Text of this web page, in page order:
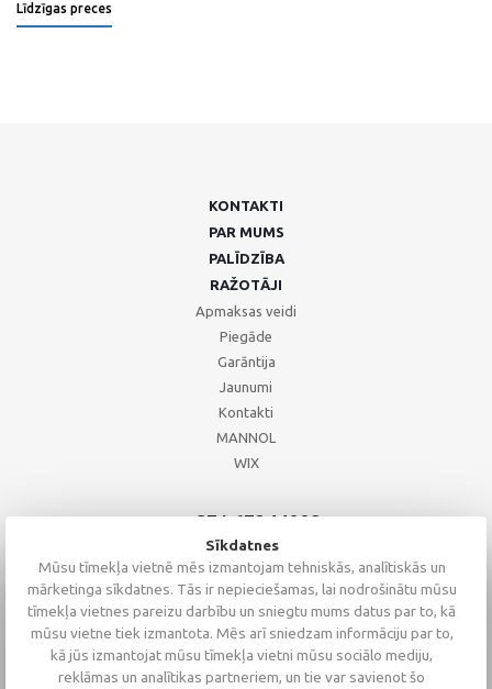
Līdzīgas preces
KONTAKTI
PAR MUMS
PALĪDZĪBA
RAŽOTĀJI
Apmaksas veidi
Piegāde
Garāntija
Jaunumi
Kontakti
MANNOL
WIX
+371 67244008
+371 67271055
+371 26002793
Sīkdatnes
Mūsu tīmekļa vietnē mēs izmantojam tehniskās, analītiskās un
mārketinga sīkdatnes. Tās ir nepieciešamas, lai nodrošinātu mūsu
tīmekļa vietnes pareizu darbību un sniegtu mums datus par to, kā
mūsu vietne tiek izmantota. Mēs arī sniedzam informāciju par to,
kā jūs izmantojat mūsu tīmekļa vietni mūsu sociālo mediju,
reklāmas un analītikas partneriem, un tie var savienot šo